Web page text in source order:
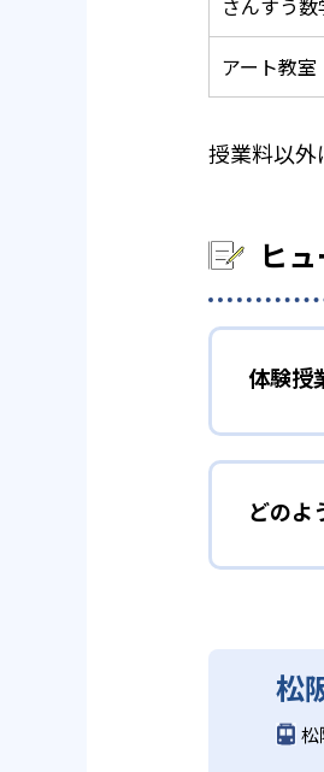
アート教室
授業料以外
ヒ
体験授
どのよ
松
松